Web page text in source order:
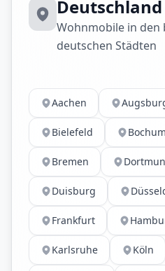
Deutschland
Wohnmobile in den
deutschen Städten
Aachen
Bielefeld Bochum
Bremen
Duisburg
Frankfurt
Karlsruhe Köln